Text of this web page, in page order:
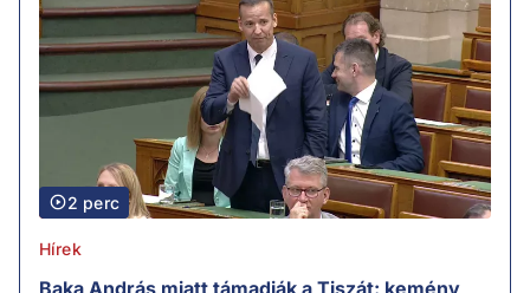
2 perc
Hírek
Baka András miatt támadják a Tiszát: kemény